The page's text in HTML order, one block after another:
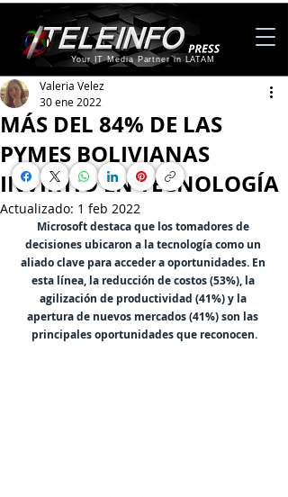
Your IT Media Partner in LATAM
MÁS DEL 84% DE LAS
PYMES BOLIVIANAS
INVIRTIÓ EN TECNOLOGÍA
Valeria Velez
30 ene 2022
Actualizado: 1 feb 2022
Microsoft destaca que los tomadores de
decisiones ubicaron a la tecnología como un
aliado clave para acceder a oportunidades. En
esta línea, la reducción de costos (53%), la
agilización de productividad (41%) y la
apertura de nuevos mercados (41%) son las
principales oportunidades que reconocen.